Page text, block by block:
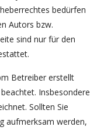
bedürfen
Autors bzw.
sind nur für den
Betreiber erstellt
Insbesondere
Sollten Sie
aufmerksam werden,